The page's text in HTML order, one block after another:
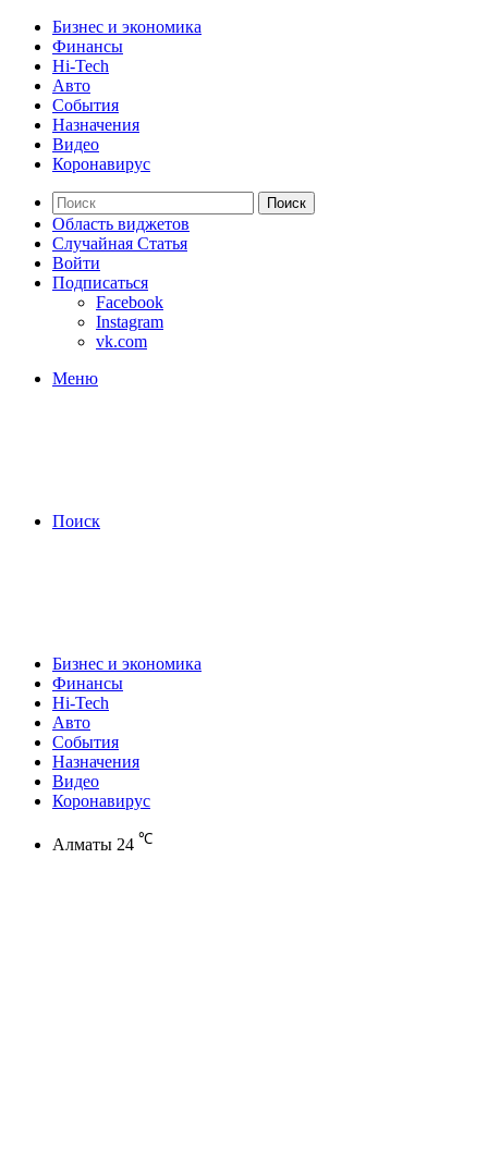
Бизнес и экономика
Финансы
Hi-Tech
Авто
События
Назначения
Видео
Коронавирус
Поиск
Область виджетов
Случайная Статья
Войти
Подписаться
Facebook
Instagram
vk.com
Меню
Поиск
Бизнес и экономика
Финансы
Hi-Tech
Авто
События
Назначения
Видео
Коронавирус
Алматы 24 ℃